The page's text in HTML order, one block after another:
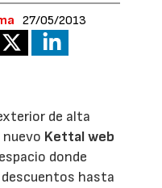
27/05/2013
de alta
Kettal web
donde
hasta